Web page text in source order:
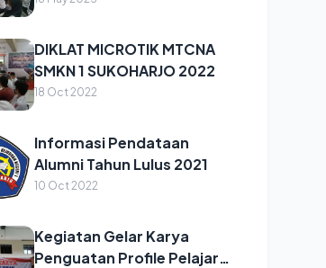
DIKLAT MICROTIK MTCNA
SMKN 1 SUKOHARJO 2022
18 Oct 2022
Informasi Pendataan
Alumni Tahun Lulus 2021
10 Oct 2022
Kegiatan Gelar Karya
Penguatan Profile Pelajar